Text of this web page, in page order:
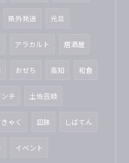
県外発送 元旦
アラカルト 居酒屋
おせち 高知 和食
ンチ 土佐芸妓
ゃく 皿鉢 しばてん
イベント